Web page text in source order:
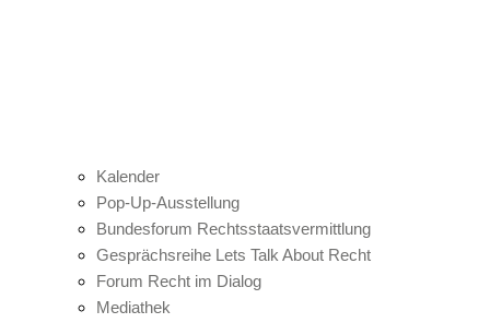
Kalender
Pop-Up-Ausstellung
Bundesforum Rechtsstaatsvermittlung
Gesprächsreihe Lets Talk About Recht
Forum Recht im Dialog
Mediathek